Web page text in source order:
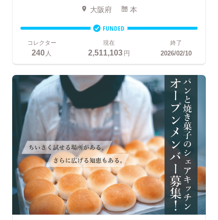
大阪府 本
FUNDED
コレクター
240人
現在
2,511,103円
終了
2026/02/10